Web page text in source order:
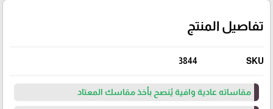
تفاصيل المنتج
SKU
3844
مقاساته عادية وافية يُنصح بأخذ مقاسك المعتاد